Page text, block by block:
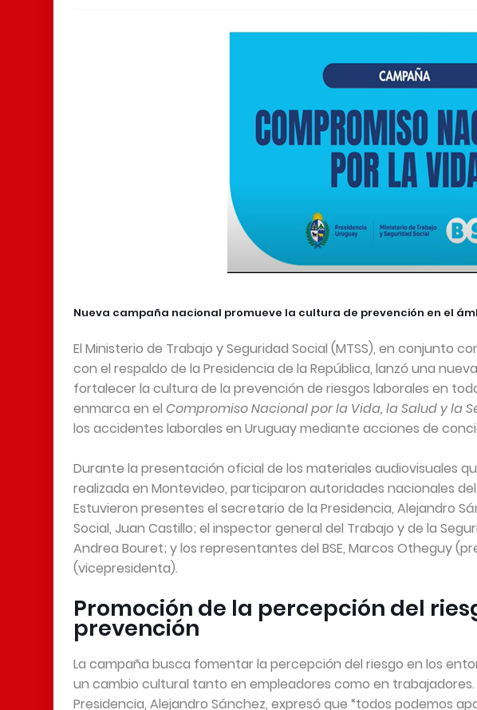
Nueva campaña nacional promueve la cultura de prevención en el
El Ministerio de Trabajo y Seguridad Social (MTSS), en conjunto
con el respaldo de la Presidencia de la República, lanzó una
fortalecer la cultura de la prevención de riesgos laborales en
enmarca en el Compromiso Nacional por la Vida, la Salud y la
los accidentes laborales en Uruguay mediante acciones de
Durante la presentación oficial de los materiales audiovisuales
realizada en Montevideo, participaron autoridades nacionales
Estuvieron presentes el secretario de la Presidencia, Alejandro
Social, Juan Castillo; el inspector general del Trabajo y de la
Andrea Bouret; y los representantes del BSE, Marcos Otheguy
(vicepresidenta).
Promoción de la percepción del
prevención
La campaña busca fomentar la percepción del riesgo en los
un cambio cultural tanto en empleadores como en trabajadores.
Presidencia, Alejandro Sánchez, expresó que “todos podemos